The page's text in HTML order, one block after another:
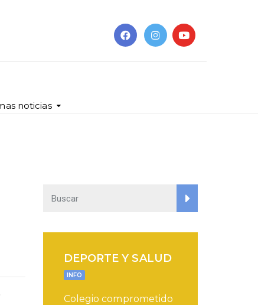
noticias
DEPORTE Y SALUD
INFO
Colegio comprometido